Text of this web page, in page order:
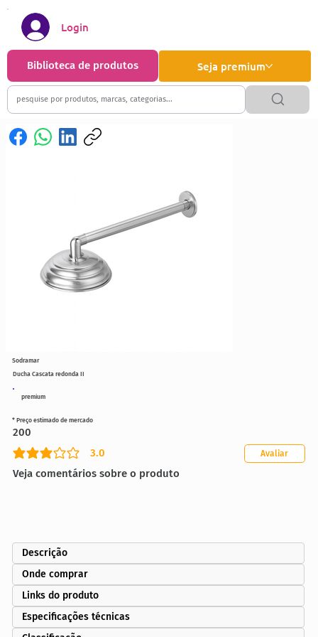
Seja premium
Biblioteca de produtos
Login
premium
Ducha Cascata redonda II
3.0
classificação média é 3 de 5
Veja comentários sobre o produto
Avaliar
* Preço estimado de mercado
200
Sodramar
Descrição
Onde comprar
Links do produto
Especificações técnicas